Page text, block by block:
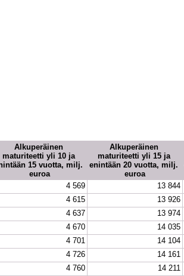
Alkuperäinen
maturiteetti yli 10 ja
15 vuotta, milj.
euroa
Alkuperäinen
maturiteetti yli 15 ja
enintään 20 vuotta, milj.
euroa
4 569 13 844
4 615 13 926
4 637 13 974
4 670 14 035
4 701 14 104
4 726 14 161
4 760 14 211